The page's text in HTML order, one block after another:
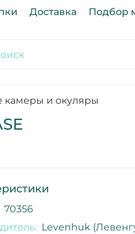
Доставка Подбор
и окуляры
70356
Levenhuk